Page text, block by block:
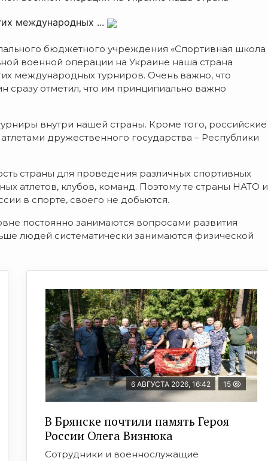
международных ...
бюджетного учреждения «Спортивная школа
военной операции на Украине наша страна
международных турниров. Очень важно, что
отметил, что им принципиально важно
внутри нашей страны. Кроме того, российские
дружественного государства – Республики
страны для проведения различных спортивных
атлетов, клубов, команд. Поэтому те страны НАТО и
в спорте, своего не добьются.
постоянно занимаются вопросами развития
людей систематически занимаются физической
6 АВГУСТА 2026, 16:42 15
В Брянске почтили память Героя
России Олега Визнюка
Сотрудники и военнослужащие